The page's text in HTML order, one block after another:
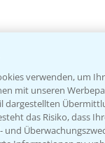
verwenden, um
mit unseren
dargestellten
das Risiko, dass